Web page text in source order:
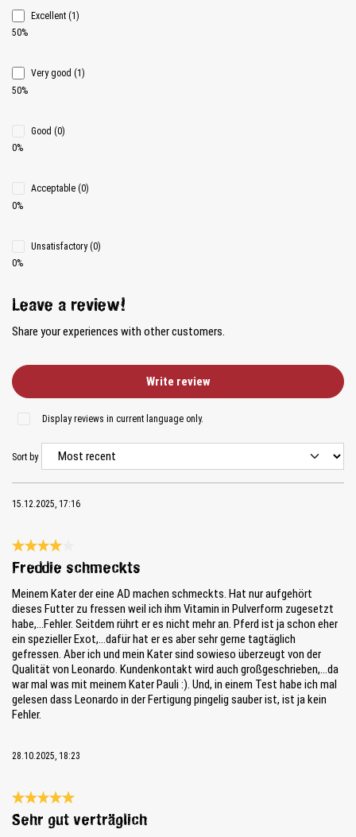
Excellent (1)
50%
Very good (1)
50%
Good (0)
0%
Acceptable (0)
0%
Unsatisfactory (0)
0%
Leave a review!
Share your experiences with other customers.
Write review
Display reviews in current language only.
Sort by
15.12.2025, 17:16
Review with rating of 4 out of 5 stars
Freddie schmeckts
Meinem Kater der eine AD machen schmeckts. Hat nur aufgehört
dieses Futter zu fressen weil ich ihm Vitamin in Pulverform zugesetzt
habe,...Fehler. Seitdem rührt er es nicht mehr an. Pferd ist ja schon eher
ein spezieller Exot,...dafür hat er es aber sehr gerne tagtäglich
gefressen. Aber ich und mein Kater sind sowieso überzeugt von der
Qualität von Leonardo. Kundenkontakt wird auch großgeschrieben,...da
war mal was mit meinem Kater Pauli :). Und, in einem Test habe ich mal
gelesen dass Leonardo in der Fertigung pingelig sauber ist, ist ja kein
Fehler.
28.10.2025, 18:23
Review with rating of 5 out of 5 stars
Sehr gut verträglich